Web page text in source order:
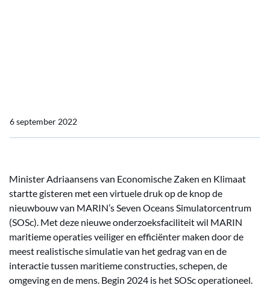
6 september 2022
Minister Adriaansens van Economische Zaken en Klimaat
startte gisteren met een virtuele druk op de knop de
nieuwbouw van MARIN’s Seven Oceans Simulatorcentrum
(SOSc). Met deze nieuwe onderzoeksfaciliteit wil MARIN
maritieme operaties veiliger en efficiënter maken door de
meest realistische simulatie van het gedrag van en de
interactie tussen maritieme constructies, schepen, de
omgeving en de mens. Begin 2024 is het SOSc operationeel.